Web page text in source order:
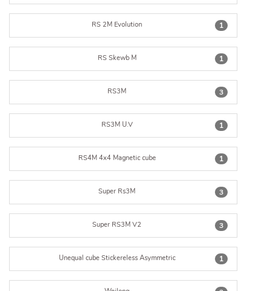
1
RS 2M Evolution
1
RS Skewb M
3
RS3M
1
RS3M U.V
1
RS4M 4x4 Magnetic cube
3
Super Rs3M
3
Super RS3M V2
1
Unequal cube Stickereless Asymmetric